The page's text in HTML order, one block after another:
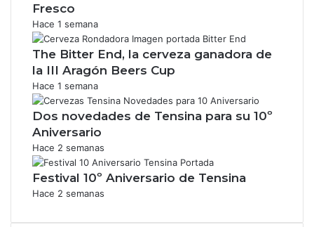
Fresco
Hace 1 semana
The Bitter End, la cerveza ganadora de
la III Aragón Beers Cup
Hace 1 semana
Dos novedades de Tensina para su 10º
Aniversario
Hace 2 semanas
Festival 10º Aniversario de Tensina
Hace 2 semanas